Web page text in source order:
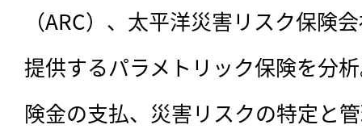
（ARC）、太平洋災害リスク保険
提供するパラメトリック保険を分
険金の支払、災害リスクの特定と